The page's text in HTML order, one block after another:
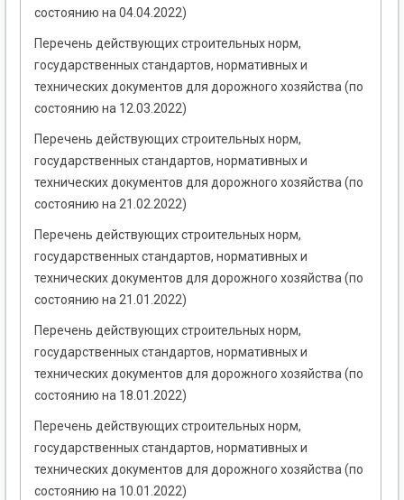
состоянию на 04.04.2022)
Перечень действующих строительных норм,
государственных стандартов, нормативных и
технических документов для дорожного хозяйства (по
состоянию на 12.03.2022)
Перечень действующих строительных норм,
государственных стандартов, нормативных и
технических документов для дорожного хозяйства (по
состоянию на 21.02.2022)
Перечень действующих строительных норм,
государственных стандартов, нормативных и
технических документов для дорожного хозяйства (по
состоянию на 21.01.2022)
Перечень действующих строительных норм,
государственных стандартов, нормативных и
технических документов для дорожного хозяйства (по
состоянию на 18.01.2022)
Перечень действующих строительных норм,
государственных стандартов, нормативных и
технических документов для дорожного хозяйства (по
состоянию на 10.01.2022)